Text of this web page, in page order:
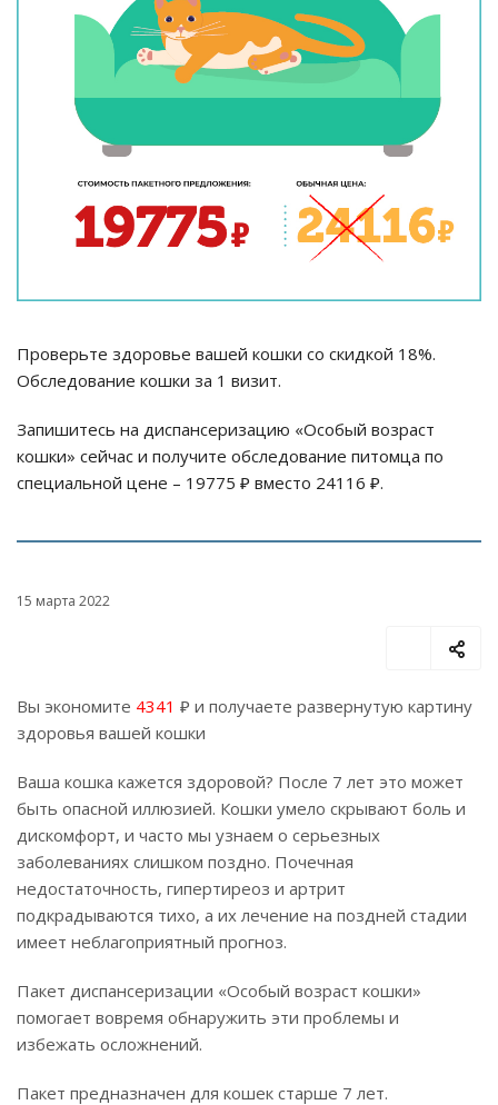
Проверьте здоровье вашей кошки со скидкой 18%.
Обследование кошки за 1 визит.
Запишитесь на диспансеризацию «Особый возраст
кошки» сейчас и получите обследование питомца по
специальной цене – 19775 ₽ вместо 24116 ₽.
15 марта 2022
Вы экономите 4341 ₽ и получаете развернутую картину
здоровья вашей кошки
Ваша кошка кажется здоровой? После 7 лет это может
быть опасной иллюзией. Кошки умело скрывают боль и
дискомфорт, и часто мы узнаем о серьезных
заболеваниях слишком поздно. Почечная
недостаточность, гипертиреоз и артрит
подкрадываются тихо, а их лечение на поздней стадии
имеет неблагоприятный прогноз.
Пакет диспансеризации «Особый возраст кошки»
помогает вовремя обнаружить эти проблемы и
избежать осложнений.
Пакет предназначен для кошек старше 7 лет.